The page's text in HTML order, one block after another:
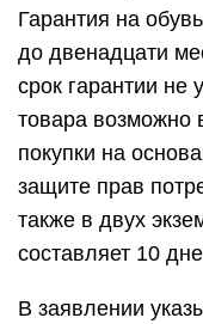
Гарантия на
до двенадцати
срок гарантии не
товара возможно
покупки на
защите прав
также в двух
составляет 10
В заявлении